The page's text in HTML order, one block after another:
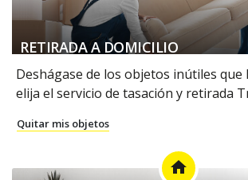
RETIRADA A DOMICILIO
Deshágase de los objetos inútiles que
elija el servicio de tasación y retirada
Quitar mis objetos
home